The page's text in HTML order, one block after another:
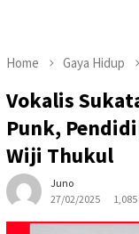
Home Gaya Hidup
Vokalis
Punk,
Wiji Thukul
Juno
27/02/2025